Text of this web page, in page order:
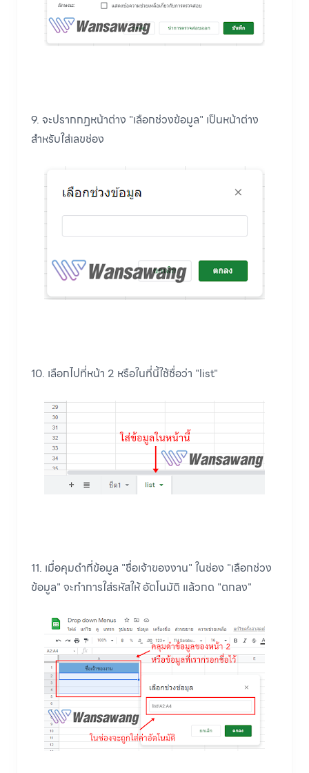
9. จะปรากกฏหน้าต่าง "เลือกช่วงข้อมูล" เป็นหน้าต่าง
สำหรับใส่เลขช่อง
10. เลือกไปที่หน้า 2 หรือในที่นี้ใช้ชื่อว่า "list"
11. เมื่อคุมดำที่ข้อมูล "ชื่อเจ้าของงาน" ในช่อง "เลือกช่วง
ข้อมูล" จะทำการใส่รหัสให้ อัตโนมัติ แล้วกด "ตกลง"